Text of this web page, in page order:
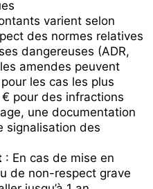
varient selon
des normes relatives
dangereuses (ADR,
amendes peuvent
les cas les plus
pour des infractions
une documentation
signalisation des
: En cas de mise en
de non-respect grave